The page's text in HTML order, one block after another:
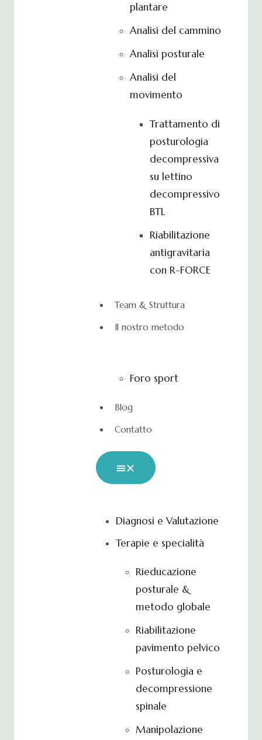
plantare
Analisi del cammino
Analisi posturale
Analisi del
movimento
Trattamento di
posturologia
decompressiva
su lettino
decompressivo
BTL
Riabilitazione
antigravitaria
con R-FORCE
Team & Struttura
Il nostro metodo
Foro sport
Blog
Contatto
Diagnosi e Valutazione
Terapie e specialità
Rieducazione
posturale &
metodo globale
Riabilitazione
pavimento pelvico
Posturologia e
decompressione
spinale
Manipolazione